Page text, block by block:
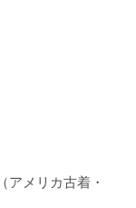
アメリカ古着・